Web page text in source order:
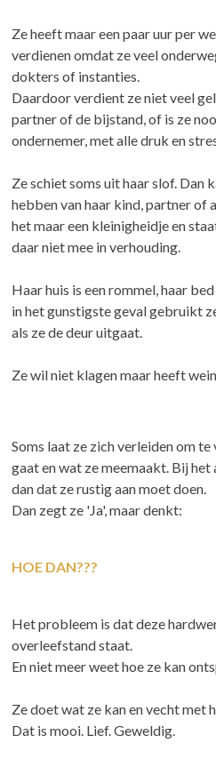
Ze heeft maar een paar uur per
verdienen omdat ze veel
dokters of instanties.
Daardoor verdient ze niet veel
partner of de bijstand, of is ze
ondernemer, met alle druk en
Ze schiet soms uit haar slof. Dan
hebben van haar kind, partner of
het maar een kleinigheidje en
daar niet mee in verhouding.
Haar huis is een rommel, haar
in het gunstigste geval gebruikt
als ze de deur uitgaat.
Ze wil niet klagen maar heeft
Soms laat ze zich verleiden om
gaat en wat ze meemaakt. Bij het
dan dat ze rustig aan moet doen.
Dan zegt ze 'Ja', maar denkt:
HOE DAN???
Het probleem is dat deze
overleefstand staat.
En niet meer weet hoe ze kan
Ze doet wat ze kan en vecht met
Dat is mooi. Lief. Geweldig.